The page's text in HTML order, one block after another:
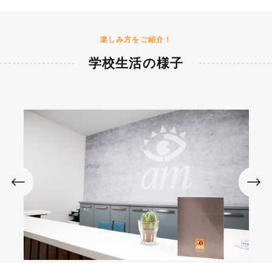
楽しみ方をご紹介！
学校生活の様子